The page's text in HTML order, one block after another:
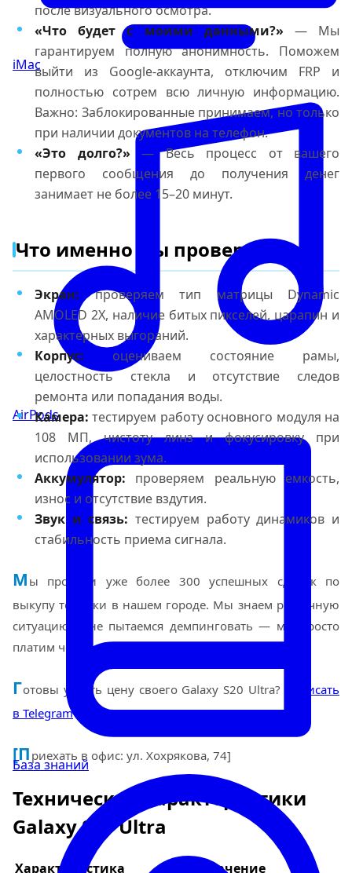
iMac
AirPods
База знаний
после визуального осмотра.
«Что будет с моими данными?» — Мы
гарантируем полную анонимность. Поможем
выйти из Google-аккаунта, отключим FRP и
полностью сотрем всю личную информацию.
Важно: Заблокированные принимаем, но только
при наличии документов на телефон.
«Это долго?» — Весь процесс от вашего
первого сообщения до получения денег
занимает не более 15–20 минут.
Что именно мы проверяем?
Экран: проверяем тип матрицы Dynamic
AMOLED 2X, наличие битых пикселей, царапин и
характерных выгораний.
Корпус: оцениваем состояние рамы,
целостность стекла и отсутствие следов
ремонта или попадания воды.
Камера: тестируем работу основного модуля на
108 МП, чистоту линз и фокусировку при
использовании зума.
Аккумулятор: проверяем реальную емкость,
износ и отсутствие вздутия.
Звук и связь: тестируем работу динамиков и
стабильность приема сигнала.
М ы провели уже более 300 успешных сделок по
выкупу техники в нашем городе. Мы знаем рыночную
ситуацию и не пытаемся демпинговать — мы просто
платим честную цену за ваш гаджет.
Готовы узнать цену своего Galaxy S20 Ultra?
Написать
в Telegram
[П риехать в офис: ул. Хохрякова, 74]
Технические характеристики
Galaxy S20 Ultra
Характеристика
Значение